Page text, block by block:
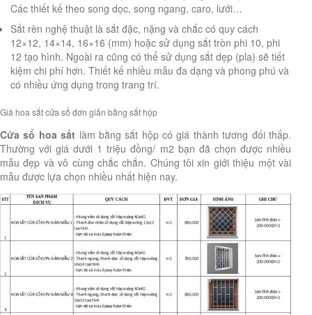
Các thiết kế theo song dọc, song ngang, caro, lưới…
Sắt rèn nghệ thuật là sắt đặc, nặng và chắc có quy cách
12×12, 14×14, 16×16 (mm) hoặc sử dụng sắt tròn phi 10, phi
12 tạo hình. Ngoài ra cũng có thể sử dụng sắt dẹp (pla) sẽ tiết
kiệm chi phí hơn. Thiết kế nhiều mẫu đa dạng và phong phú và
có nhiều ứng dụng trong trang trí.
Giá hoa sắt cửa sổ đơn giản bằng sắt hộp
Cửa sổ hoa sắt làm bằng sắt hộp có giá thành tương đối thấp.
Thường với giá dưới 1 triệu đồng/ m2 bạn đã chọn được nhiều
mẫu đẹp và vô cùng chắc chắn. Chúng tôi xin giới thiệu một vài
mẫu được lựa chọn nhiều nhất hiện nay.